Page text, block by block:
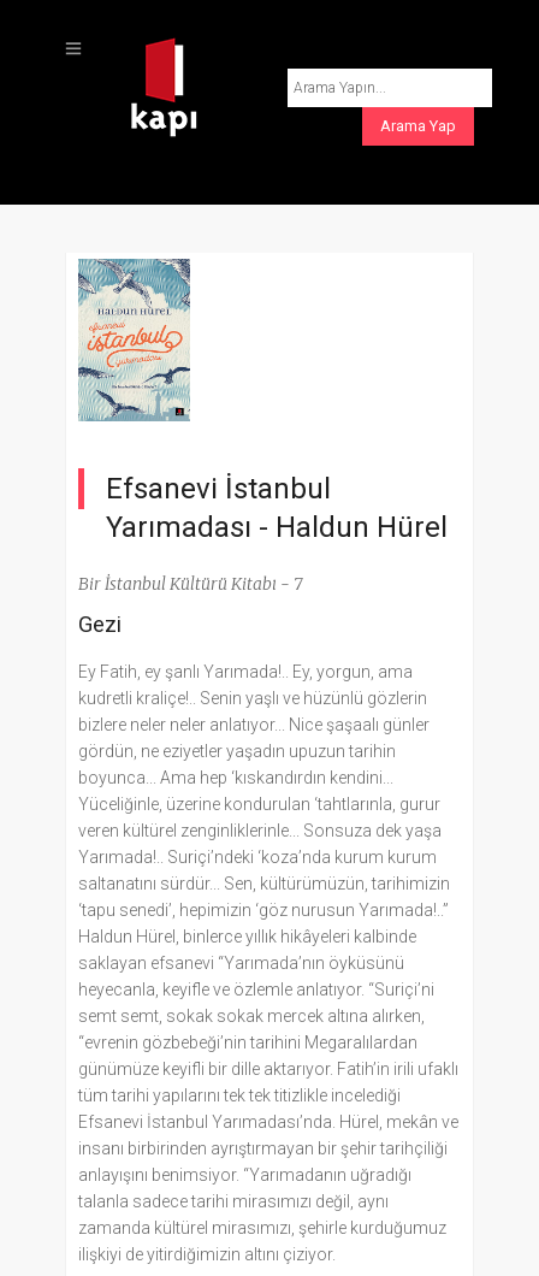
Efsanevi İstanbul
Yarımadası - Haldun Hürel
Bir İstanbul Kültürü Kitabı - 7
Gezi
Ey Fatih, ey şanlı Yarımada!.. Ey, yorgun, ama
kudretli kraliçe!.. Senin yaşlı ve hüzünlü gözlerin
bizlere neler neler anlatıyor... Nice şaşaalı günler
gördün, ne eziyetler yaşadın upuzun tarihin
boyunca... Ama hep ‘kıskandırdın kendini...
Yüceliğinle, üzerine kondurulan ‘tahtlarınla, gurur
veren kültürel zenginliklerinle... Sonsuza dek yaşa
Yarımada!.. Suriçi’ndeki ‘koza’nda kurum kurum
saltanatını sürdür... Sen, kültürümüzün, tarihimizin
‘tapu senedi’, hepimizin ‘göz nurusun Yarımada!..”
Haldun Hürel, binlerce yıllık hikâyeleri kalbinde
saklayan efsanevi “Yarımada’nın öyküsünü
heyecanla, keyifle ve özlemle anlatıyor. “Suriçi’ni
semt semt, sokak sokak mercek altına alırken,
“evrenin gözbebeği’nin tarihini Megaralılardan
günümüze keyifli bir dille aktarıyor. Fatih’in irili ufaklı
tüm tarihi yapılarını tek tek titizlikle incelediği
Efsanevi İstanbul Yarımadası’nda. Hürel, mekân ve
insanı birbirinden ayrıştırmayan bir şehir tarihçiliği
anlayışını benimsiyor. “Yarımadanın uğradığı
talanla sadece tarihi mirasımızı değil, aynı
zamanda kültürel mirasımızı, şehirle kurduğumuz
ilişkiyi de yitirdiğimizin altını çiziyor.